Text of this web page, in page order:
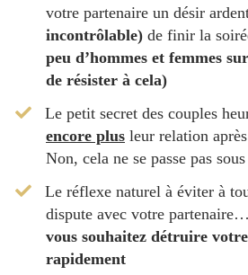
votre partenaire un désir
incontrôlable) de finir la
peu d’hommes et femmes
de résister à cela)
​Le petit secret des couples
encore plus leur relation
Non, cela ne se passe pas
​Le réflexe naturel à éviter à
dispute avec votre partenaire…
vous souhaitez détruire
rapidement